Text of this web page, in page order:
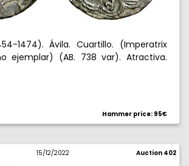
1474). Ávila. Cuartillo. (Imperatrix
ejemplar) (AB. 738 var). Atractiva.
Hammer price: 95€
15/12/2022 Auction 402